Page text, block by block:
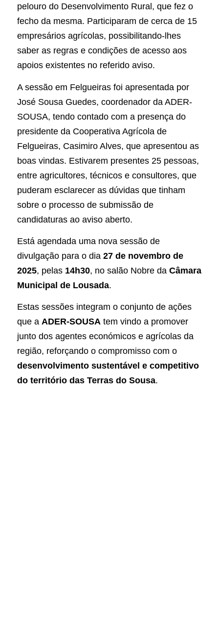
pelouro do Desenvolvimento Rural, que fez o
fecho da mesma. Participaram de cerca de 15
empresários agrícolas, possibilitando-lhes
saber as regras e condições de acesso aos
apoios existentes no referido aviso.
A sessão em Felgueiras foi apresentada por
José Sousa Guedes, coordenador da ADER-
SOUSA, tendo contado com a presença do
presidente da Cooperativa Agrícola de
Felgueiras, Casimiro Alves, que apresentou as
boas vindas. Estivarem presentes 25 pessoas,
entre agricultores, técnicos e consultores, que
puderam esclarecer as dúvidas que tinham
sobre o processo de submissão de
candidaturas ao aviso aberto.
Está agendada uma nova sessão de
divulgação para o dia 27 de novembro de
2025, pelas 14h30, no salão Nobre da Câmara
Municipal de Lousada.
Estas sessões integram o conjunto de ações
que a ADER-SOUSA tem vindo a promover
junto dos agentes económicos e agrícolas da
região, reforçando o compromisso com o
desenvolvimento sustentável e competitivo
do território das Terras do Sousa.